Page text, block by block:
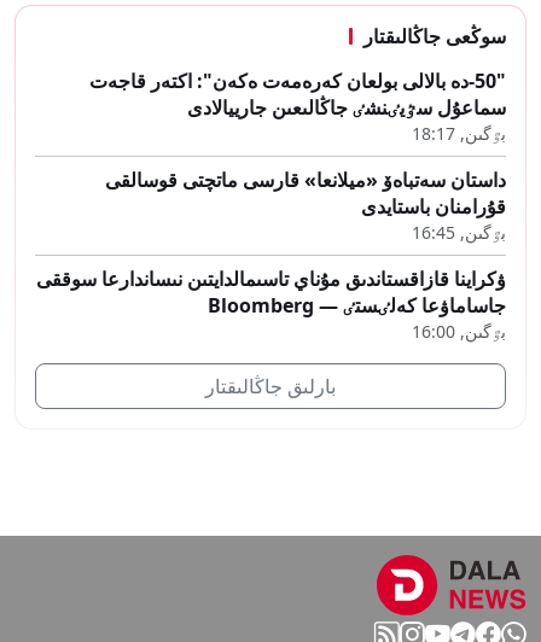
سوڭعى جاڭالىقتار
"50-دە بالالى بولعان كەرەمەت ەكەن": اكتەر قاجەت
سماعۇل سٷيٸنشٸ جاڭالىعىن جارييالادى
بٷگىن, 18:17
داستان سەتباەۆ «ميلانعا» قارسى ماتچتى قوسالقى
قۇرامنان باستايدى
بٷگىن, 16:45
ۋكراينا قازاقستاندىق مۇناي تاسىمالدايتىن نىساندارعا سوققى
جاساماۋعا كەلٸستٸ — Bloomberg
بٷگىن, 16:00
بارلىق جاڭالىقتار